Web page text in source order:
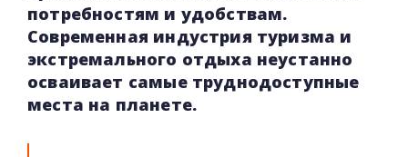
потребностям и удобствам.
Современная индустрия туризма и
экстремального отдыха неустанно
осваивает самые труднодоступные
места на планете.